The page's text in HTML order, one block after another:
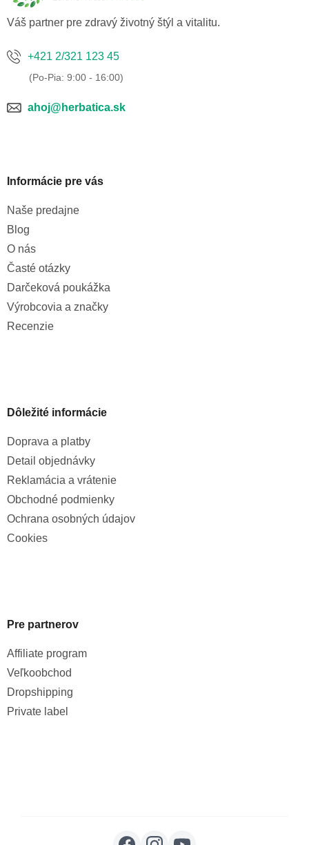
Váš partner pre zdravý životný štýl a vitalitu.
+421 2/321 123 45
ahoj@herbatica.sk
Informácie pre vás
Naše predajne
Blog
O nás
Časté otázky
Darčeková poukážka
Výrobcovia a značky
Recenzie
Dôležité informácie
Doprava a platby
Detail objednávky
Reklamácia a vrátenie
Obchodné podmienky
Ochrana osobných údajov
Cookies
Pre partnerov
Affiliate program
Veľkoobchod
Dropshipping
Private label